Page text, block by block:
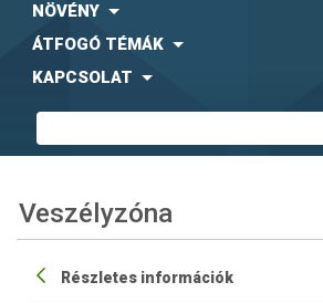
NÖVÉNY
ÁTFOGÓ TÉMÁK
KAPCSOLAT
Veszélyzóna
Részletes információk